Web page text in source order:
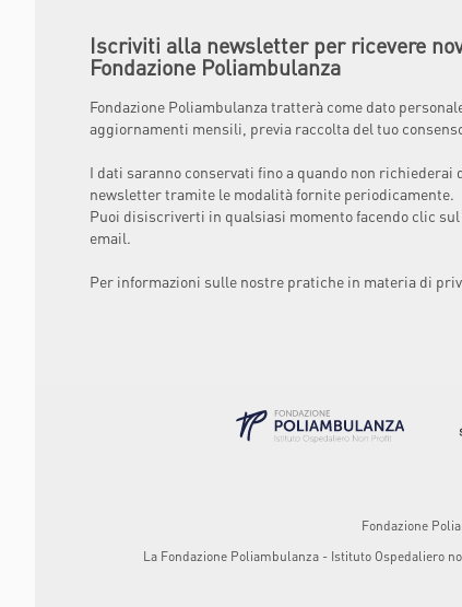
Iscriviti alla newsletter per ricevere
Fondazione Poliambulanza
Fondazione Poliambulanza tratterà come dato
aggiornamenti mensili, previa raccolta del tuo
I dati saranno conservati fino a quando non richiederai
newsletter tramite le modalità fornite periodicamente.
Puoi disiscriverti in qualsiasi momento facendo clic
email.
Per informazioni sulle nostre pratiche in materia di
Fondazione
La Fondazione Poliambulanza - Istituto Ospedaliero